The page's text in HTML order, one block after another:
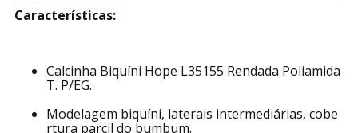
Características:
Calcinha Biquíni Hope L35155 Rendada Poliamida
T. P/EG.
Modelagem biquíni, laterais intermediárias, cobe
rtura parcil do bumbum.